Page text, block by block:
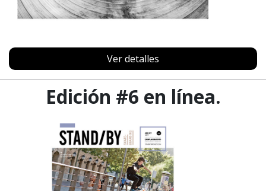
Ver detalles
Edición #6 en línea.